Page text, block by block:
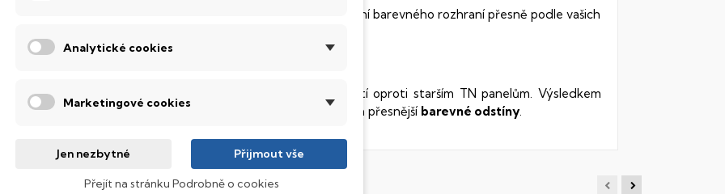
notebook s kvalitní obrazovkou umožňující nastavení barevného rozhraní přesně podle vašich
technologie IPS
krystaly disponují zcela odlišnou světelnou propustností oproti starším TN panelům. Výsledkem
široké pozorovací úhly (téměr
kontrastu a přesnější barevné odstíny
Analytické cookies
Marketingové cookies
Jen nezbytné Přijmout vše
Přejít na stránku Podrobně o cookies